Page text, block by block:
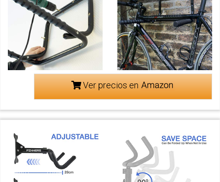
Ver precios en